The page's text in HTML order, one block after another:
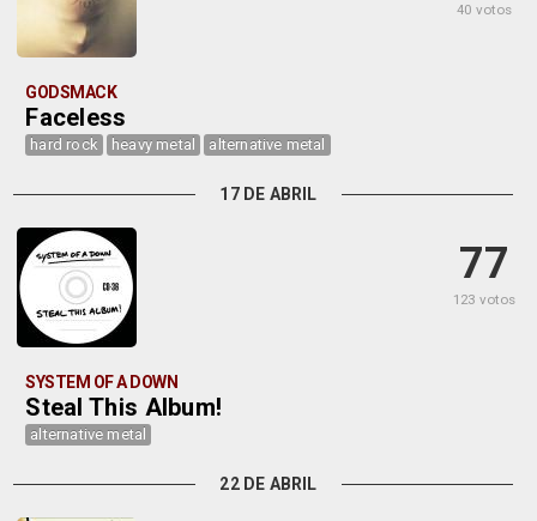
40 votos
GODSMACK
Faceless
hard rock heavy metal alternative metal
17 DE ABRIL
77
123 votos
SYSTEM OF A DOWN
Steal This Album!
alternative metal
22 DE ABRIL